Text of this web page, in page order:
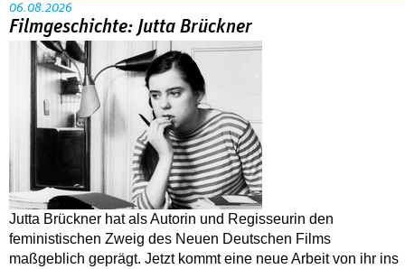
06.08.2026
Filmgeschichte: Jutta Brückner
Jutta Brückner hat als Autorin und Regisseurin den
feministischen Zweig des Neuen Deutschen Films
maßgeblich geprägt. Jetzt kommt eine neue Arbeit von ihr ins